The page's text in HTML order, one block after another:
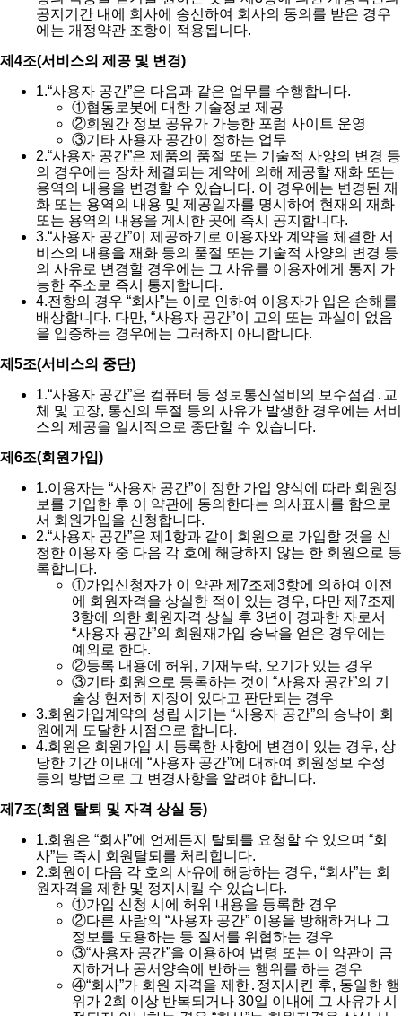
공지기간 내에 회사에 송신하여 회사의 동의를 받은 경우
에는 개정약관 조항이 적용됩니다.
제4조(서비스의 제공 및 변경)
1.“사용자 공간”은 다음과 같은 업무를 수행합니다.
①협동로봇에 대한 기술정보 제공
②회원간 정보 공유가 가능한 포럼 사이트 운영
③기타 사용자 공간이 정하는 업무
2.“사용자 공간”은 제품의 품절 또는 기술적 사양의 변경 등
의 경우에는 장차 체결되는 계약에 의해 제공할 재화 또는
용역의 내용을 변경할 수 있습니다. 이 경우에는 변경된 재
화 또는 용역의 내용 및 제공일자를 명시하여 현재의 재화
또는 용역의 내용을 게시한 곳에 즉시 공지합니다.
3.“사용자 공간”이 제공하기로 이용자와 계약을 체결한 서
비스의 내용을 재화 등의 품절 또는 기술적 사양의 변경 등
의 사유로 변경할 경우에는 그 사유를 이용자에게 통지 가
능한 주소로 즉시 통지합니다.
4.전항의 경우 “회사”는 이로 인하여 이용자가 입은 손해를
배상합니다. 다만, “사용자 공간”이 고의 또는 과실이 없음
을 입증하는 경우에는 그러하지 아니합니다.
제5조(서비스의 중단)
1.“사용자 공간”은 컴퓨터 등 정보통신설비의 보수점검․교
체 및 고장, 통신의 두절 등의 사유가 발생한 경우에는 서비
스의 제공을 일시적으로 중단할 수 있습니다.
제6조(회원가입)
1.이용자는 “사용자 공간”이 정한 가입 양식에 따라 회원정
보를 기입한 후 이 약관에 동의한다는 의사표시를 함으로
서 회원가입을 신청합니다.
2.“사용자 공간”은 제1항과 같이 회원으로 가입할 것을 신
청한 이용자 중 다음 각 호에 해당하지 않는 한 회원으로 등
록합니다.
①가입신청자가 이 약관 제7조제3항에 의하여 이전
에 회원자격을 상실한 적이 있는 경우, 다만 제7조제
3항에 의한 회원자격 상실 후 3년이 경과한 자로서
“사용자 공간”의 회원재가입 승낙을 얻은 경우에는
예외로 한다.
②등록 내용에 허위, 기재누락, 오기가 있는 경우
③기타 회원으로 등록하는 것이 “사용자 공간”의 기
술상 현저히 지장이 있다고 판단되는 경우
3.회원가입계약의 성립 시기는 “사용자 공간”의 승낙이 회
원에게 도달한 시점으로 합니다.
4.회원은 회원가입 시 등록한 사항에 변경이 있는 경우, 상
당한 기간 이내에 “사용자 공간”에 대하여 회원정보 수정
등의 방법으로 그 변경사항을 알려야 합니다.
제7조(회원 탈퇴 및 자격 상실 등)
1.회원은 “회사”에 언제든지 탈퇴를 요청할 수 있으며 “회
사”는 즉시 회원탈퇴를 처리합니다.
2.회원이 다음 각 호의 사유에 해당하는 경우, “회사”는 회
원자격을 제한 및 정지시킬 수 있습니다.
①가입 신청 시에 허위 내용을 등록한 경우
②다른 사람의 “사용자 공간” 이용을 방해하거나 그
정보를 도용하는 등 질서를 위협하는 경우
③“사용자 공간”을 이용하여 법령 또는 이 약관이 금
지하거나 공서양속에 반하는 행위를 하는 경우
④“회사”가 회원 자격을 제한․정지시킨 후, 동일한 행
위가 2회 이상 반복되거나 30일 이내에 그 사유가 시